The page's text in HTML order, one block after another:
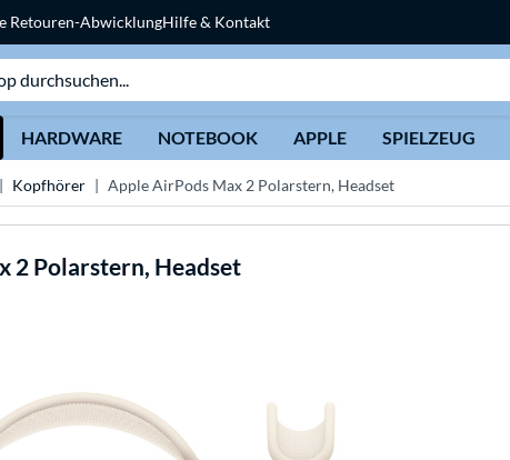
Retouren-AbwicklungHilfe & Kontakt
HARDWARE NOTEBOOK APPLE SPIELZEUG
Kopfhörer Apple AirPods Max 2 Polarstern, Headset
2 Polarstern, Headset